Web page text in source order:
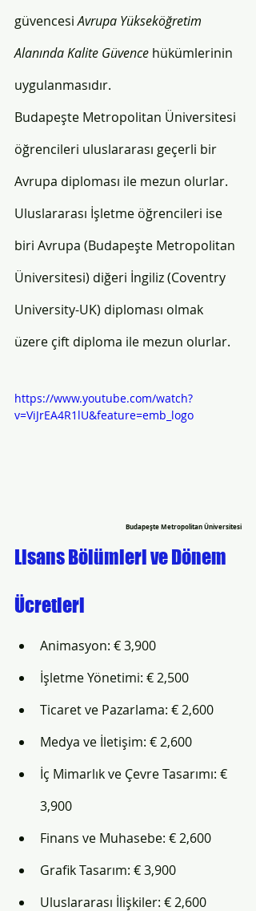
güvencesi Avrupa Yükseköğretim
Alanında Kalite Güvence hükümlerinin
uygulanmasıdır.
Budapeşte Metropolitan Üniversitesi
öğrencileri uluslararası geçerli bir
Avrupa diploması ile mezun olurlar.
Uluslararası İşletme öğrencileri ise
biri Avrupa (Budapeşte Metropolitan
Üniversitesi) diğeri İngiliz (Coventry
University-UK) diploması olmak
üzere çift diploma ile mezun olurlar.
https://www.youtube.com/watch?
v=ViJrEA4R1lU&feature=emb_logo
Budapeşte Metropolitan Üniversitesi
Lisans Bölümleri ve Dönem
Ücretleri
Animasyon: € 3,900
İşletme Yönetimi: € 2,500
Ticaret ve Pazarlama: € 2,600
Medya ve İletişim: € 2,600
İç Mimarlık ve Çevre Tasarımı: €
3,900
Finans ve Muhasebe: € 2,600
Grafik Tasarım: € 3,900
Uluslararası İlişkiler: € 2,600